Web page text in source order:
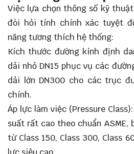
Việc lựa chọn thông số kỹ
đòi hỏi tính chính xác tuyệt
năng tương thích hệ thống:
Kích thước đường kính định
dải nhỏ DN15 phục vụ các
dải lớn DN300 cho các trục
chính.
Áp lực làm việc (Pressure
suất rất cao theo chuẩn ASME,
từ Class 150, Class 300, Class